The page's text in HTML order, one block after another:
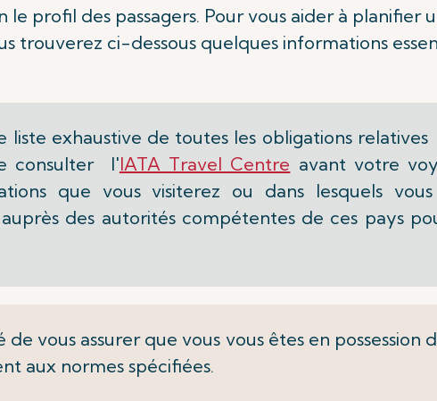
profil des passagers. Pour vous aider à planifier
trouverez ci-dessous quelques informations
liste exhaustive de toutes les obligations
consulter l'IATA Travel Centre avant votre
que vous visiterez ou dans lesquels
des autorités compétentes de ces pays
vous assurer que vous vous êtes en possession
aux normes spécifiées.